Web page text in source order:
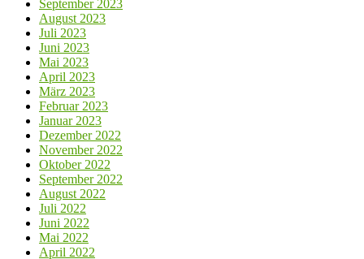
September 2023
August 2023
Juli 2023
Juni 2023
Mai 2023
April 2023
März 2023
Februar 2023
Januar 2023
Dezember 2022
November 2022
Oktober 2022
September 2022
August 2022
Juli 2022
Juni 2022
Mai 2022
April 2022